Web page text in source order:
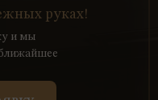
руках!
и мы